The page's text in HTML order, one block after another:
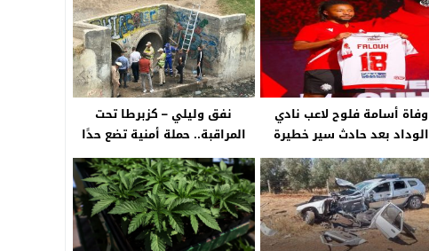
وفاة أسامة فلوح لاعب نادي
الوداد بعد حادث سير خطيرة
نفق وليلي – كزبرطا تحت
المراقبة.. حملة أمنية تضع حدًا
للفوضى